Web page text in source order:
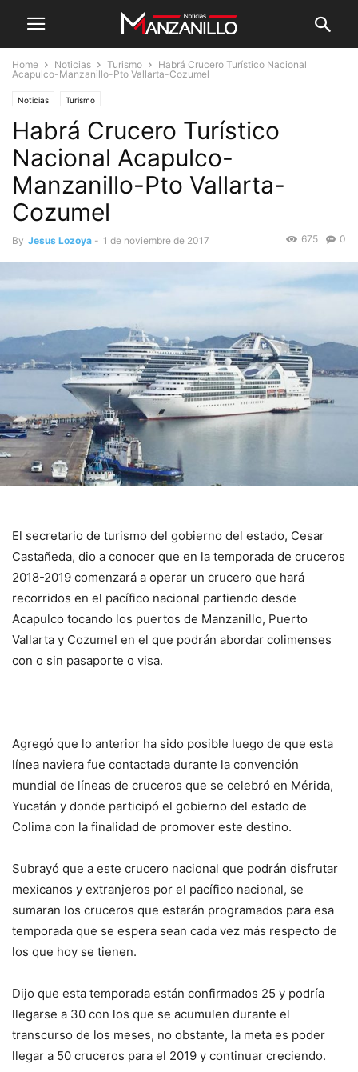
Home Noticias Turismo
Habrá Crucero Turístico Nacional
Acapulco-Manzanillo-Pto Vallarta-Cozumel
Noticias Turismo
Habrá Crucero Turístico
Nacional Acapulco-
Manzanillo-Pto Vallarta-
Cozumel
By Jesus Lozoya - 1 de noviembre de 2017 0
675
El secretario de turismo del gobierno del estado, Cesar
Castañeda, dio a conocer que en la temporada de cruceros
2018-2019 comenzará a operar un crucero que hará
recorridos en el pacífico nacional partiendo desde
Acapulco tocando los puertos de Manzanillo, Puerto
Vallarta y Cozumel en el que podrán abordar colimenses
con o sin pasaporte o visa.
Agregó que lo anterior ha sido posible luego de que esta
línea naviera fue contactada durante la convención
mundial de líneas de cruceros que se celebró en Mérida,
Yucatán y donde participó el gobierno del estado de
Colima con la finalidad de promover este destino.
Subrayó que a este crucero nacional que podrán disfrutar
mexicanos y extranjeros por el pacífico nacional, se
sumaran los cruceros que estarán programados para esa
temporada que se espera sean cada vez más respecto de
los que hoy se tienen.
Dijo que esta temporada están confirmados 25 y podría
llegarse a 30 con los que se acumulen durante el
transcurso de los meses, no obstante, la meta es poder
llegar a 50 cruceros para el 2019 y continuar creciendo.